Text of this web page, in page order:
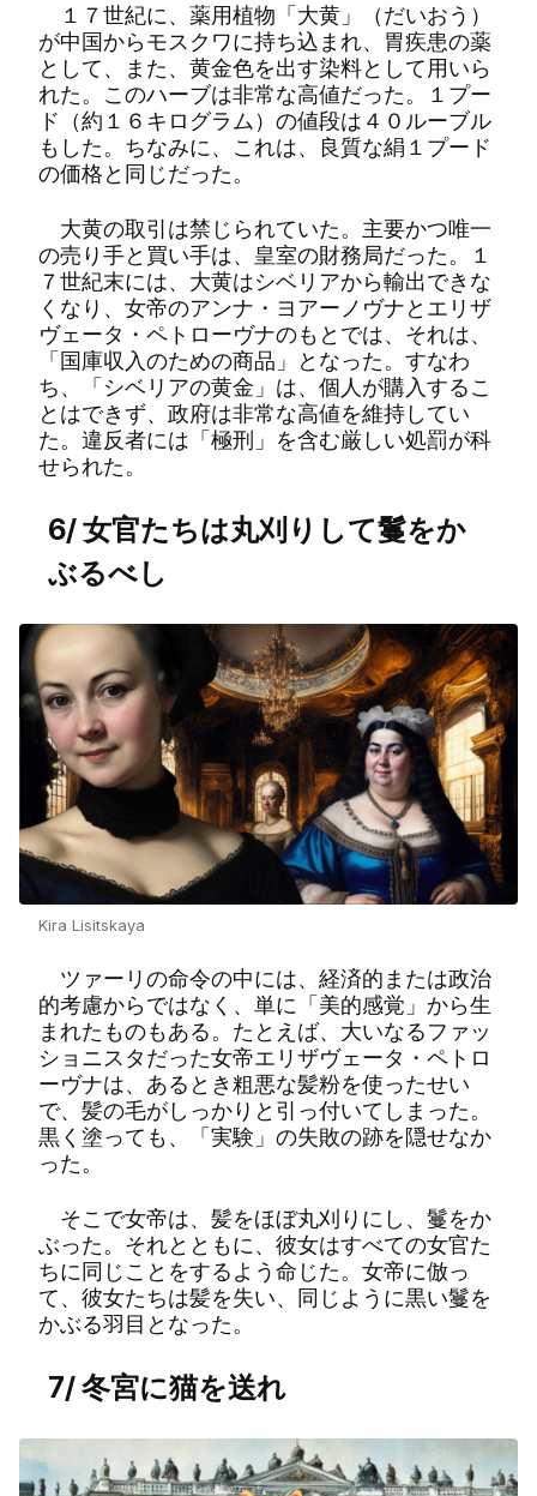
１７世紀に、薬用植物「大黄」（だいおう）
が中国からモスクワに持ち込まれ、胃疾患の薬
として、また、黄金色を出す染料として用いら
れた。このハーブは非常な高値だった。１プー
ド（約１６キログラム）の値段は４０ルーブル
もした。ちなみに、これは、良質な絹１プード
の価格と同じだった。
大黄の取引は禁じられていた。主要かつ唯一
の売り手と買い手は、皇室の財務局だった。１
７世紀末には、大黄はシベリアから輸出できな
くなり、女帝のアンナ・ヨアーノヴナとエリザ
ヴェータ・ペトローヴナのもとでは、それは、
「国庫収入のための商品」となった。すなわ
ち、「シベリアの黄金」は、個人が購入するこ
とはできず、政府は非常な高値を維持してい
た。違反者には「極刑」を含む厳しい処罰が科
せられた。
6/ 女官たちは丸刈りして鬘をか
ぶるべし
Kira Lisitskaya
ツァーリの命令の中には、経済的または政治
的考慮からではなく、単に「美的感覚」から生
まれたものもある。たとえば、大いなるファッ
ショニスタだった女帝エリザヴェータ・ペトロ
ーヴナは、あるとき粗悪な髪粉を使ったせい
で、髪の毛がしっかりと引っ付いてしまった。
黒く塗っても、「実験」の失敗の跡を隠せなか
った。
そこで女帝は、髪をほぼ丸刈りにし、鬘をか
ぶった。それとともに、彼女はすべての女官た
ちに同じことをするよう命じた。女帝に倣っ
て、彼女たちは髪を失い、同じように黒い鬘を
かぶる羽目となった。
7/ 冬宮に猫を送れ